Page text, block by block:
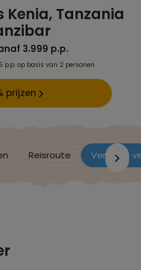
Kenia, Tanzania
3.999 p.p.
p.p. op basis van 2 personen
prijzen
Reisroute Verblijf &